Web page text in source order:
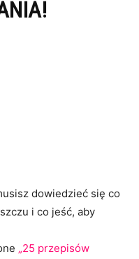
dowiedzieć się co
i co jeść, aby
„25 przepisów